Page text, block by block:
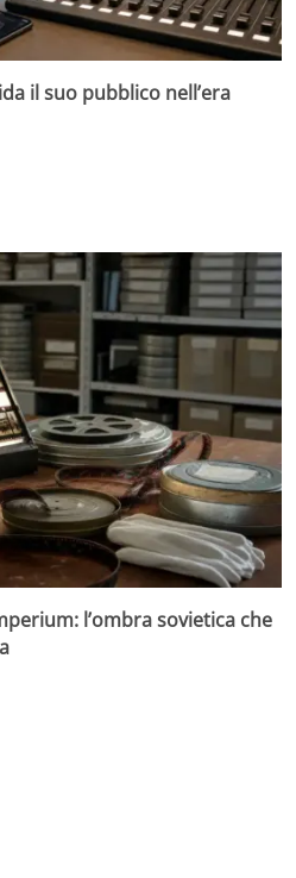
il suo pubblico nell’era
l’ombra sovietica che